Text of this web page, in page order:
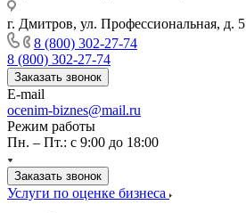
г. Дмитров, ул. Профессиональная, д. 5
8 (800) 302-27-74
8 (800) 302-27-74
Заказать звонок
E-mail
ocenim-biznes@mail.ru
Режим работы
Пн. – Пт.: с 9:00 до 18:00
Заказать звонок
Услуги по оценке бизнеса